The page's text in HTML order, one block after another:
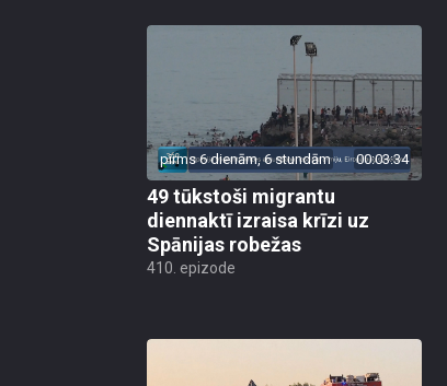
pirms 6 dienām, 6 stundām 00:03:34
49 tūkstoši migrantu
diennaktī izraisa krīzi uz
Spānijas robežas
410. epizode